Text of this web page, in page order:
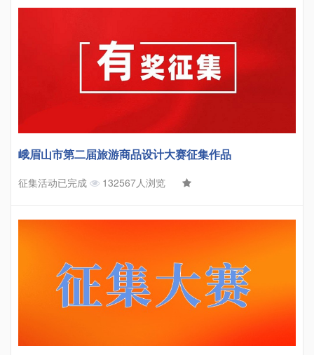
峨眉山市第二届旅游商品设计大赛征集作品
征集活动已完成 132567人浏览